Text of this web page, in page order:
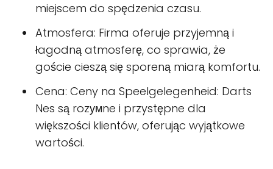
miejscem do spędzenia czasu.
Atmosfera: Firma oferuje przyjemną i
łagodną atmosferę, co sprawia, że
goście cieszą się sporeną miarą komfortu.
Cena: Ceny na Speelgelegenheid: Darts
Nes są rozумne i przystępne dla
większości klientów, oferując wyjątkowe
wartości.